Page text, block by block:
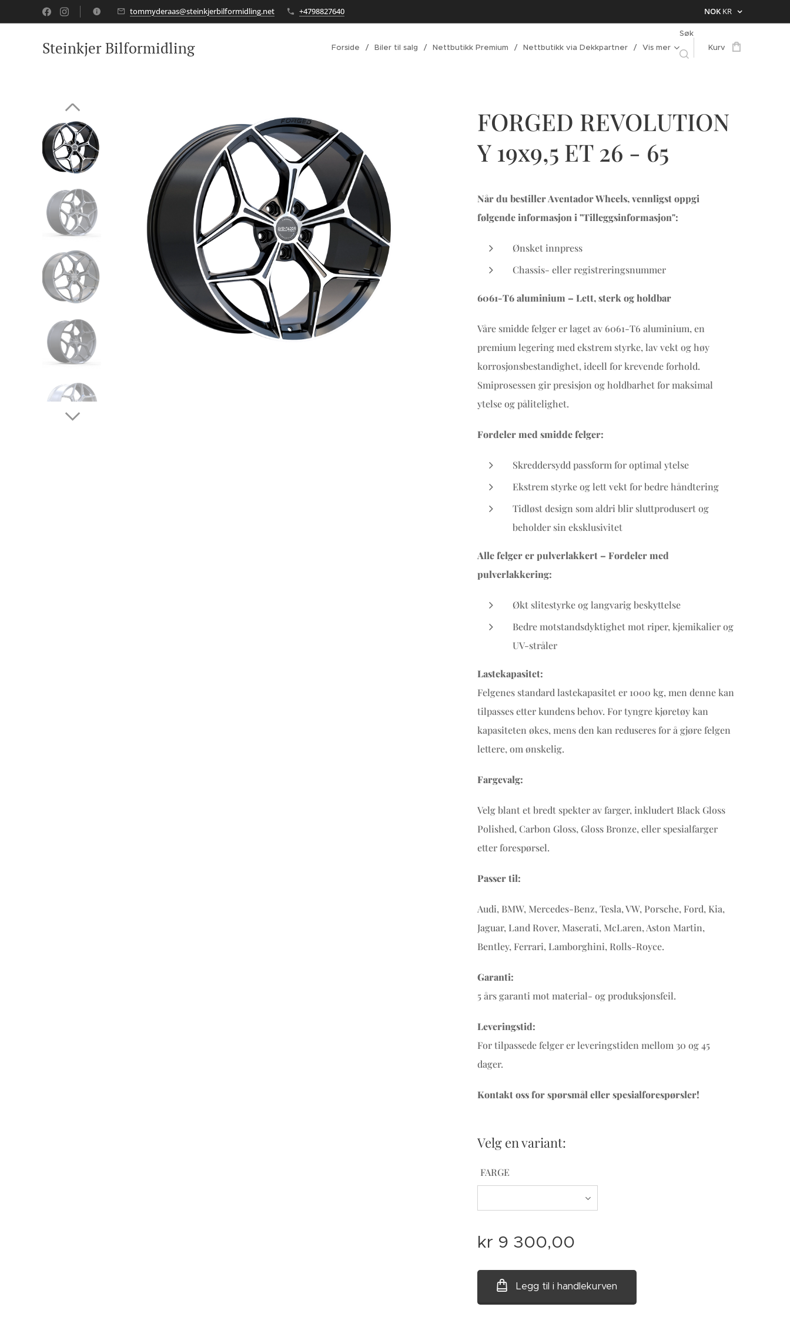
tommyderaas@steinkjerbilformidling.net +4798827640 NOK KR
Steinkjer Bilformidling Forside Biler til salg Nettbutikk Premium Nettbutikk via Dekkpartner Vis mer
Søk
Kurv
FORGED REVOLUTION
Y 19x9,5 ET 26 - 65
Når du bestiller Aventador Wheels, vennligst oppgi
følgende informasjon i "Tilleggsinformasjon":
Ønsket innpress
Chassis- eller registreringsnummer
6061-T6 aluminium – Lett, sterk og holdbar
Våre smidde felger er laget av 6061-T6 aluminium, en
premium legering med ekstrem styrke, lav vekt og høy
korrosjonsbestandighet, ideell for krevende forhold.
Smiprosessen gir presisjon og holdbarhet for maksimal
ytelse og pålitelighet.
Fordeler med smidde felger:
Skreddersydd passform for optimal ytelse
Ekstrem styrke og lett vekt for bedre håndtering
Tidløst design som aldri blir sluttprodusert og
beholder sin eksklusivitet
Alle felger er pulverlakkert – Fordeler med
pulverlakkering:
Økt slitestyrke og langvarig beskyttelse
Bedre motstandsdyktighet mot riper, kjemikalier og
UV-stråler
Lastekapasitet:
Felgenes standard lastekapasitet er 1000 kg, men denne kan
tilpasses etter kundens behov. For tyngre kjøretøy kan
kapasiteten økes, mens den kan reduseres for å gjøre felgen
lettere, om ønskelig.
Fargevalg:
Velg blant et bredt spekter av farger, inkludert Black Gloss
Polished, Carbon Gloss, Gloss Bronze, eller spesialfarger
etter forespørsel.
Passer til:
Audi, BMW, Mercedes-Benz, Tesla, VW, Porsche, Ford, Kia,
Jaguar, Land Rover, Maserati, McLaren, Aston Martin,
Bentley, Ferrari, Lamborghini, Rolls-Royce.
Garanti:
5 års garanti mot material- og produksjonsfeil.
Leveringstid:
For tilpassede felger er leveringstiden mellom 30 og 45
dager.
Kontakt oss for spørsmål eller spesialforespørsler!
Velg en variant:
FARGE
kr 9 300,00
Legg til i handlekurven